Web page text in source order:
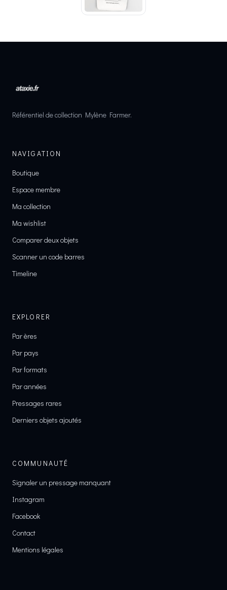
Référentiel de collection Mylène Farmer.
NAVIGATION
Boutique
Espace membre
Ma collection
Ma wishlist
Comparer deux objets
Scanner un code barres
Timeline
EXPLORER
Par ères
Par pays
Par formats
Par années
Pressages rares
Derniers objets ajoutés
COMMUNAUTÉ
Signaler un pressage manquant
Instagram
Facebook
Contact
Mentions légales